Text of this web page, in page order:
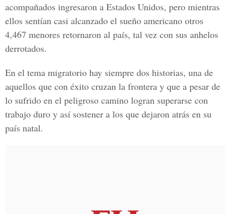
acompañados ingresaron a Estados Unidos, pero mientras
ellos sentían casi alcanzado el sueño americano otros
4,467 menores retornaron al país, tal vez con sus anhelos
derrotados.
En el tema migratorio hay siempre dos historias, una de
aquellos que con éxito cruzan la frontera y que a pesar de
lo sufrido en el peligroso camino logran superarse con
trabajo duro y así sostener a los que dejaron atrás en su
país natal.